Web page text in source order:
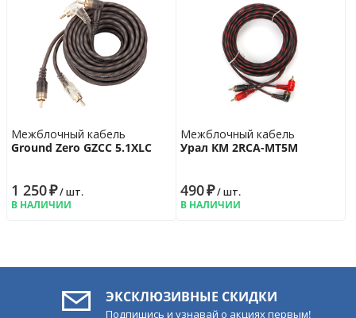
Межблочный кабель
Ground Zero GZCC 5.1XLC
1 250₽/ шт.
В НАЛИЧИИ
Межблочный кабель
Урал КМ 2RCA-МТ5М
490₽/ шт.
В НАЛИЧИИ
ЭКСКЛЮЗИВНЫЕ СКИДКИ
Подпишись и узнавай о акциях первым!